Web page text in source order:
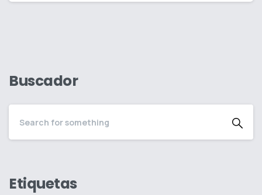
Buscador
Etiquetas